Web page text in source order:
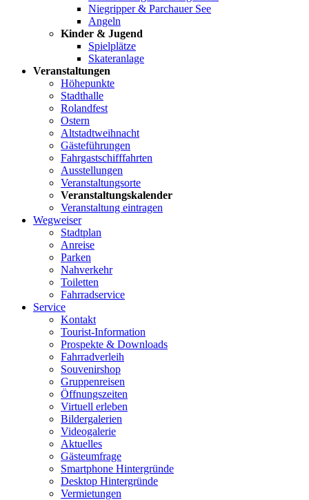
Niegripper & Parchauer See
Angeln
Kinder & Jugend
Spielplätze
Skateranlage
Veranstaltungen
Höhepunkte
Stadthalle
Rolandfest
Ostern
Altstadtweihnacht
Gästeführungen
Fahrgastschifffahrten
Ausstellungen
Veranstaltungsorte
Veranstaltungskalender
Veranstaltung eintragen
Wegweiser
Stadtplan
Anreise
Parken
Nahverkehr
Toiletten
Fahrradservice
Service
Kontakt
Tourist-Information
Prospekte & Downloads
Fahrradverleih
Souvenirshop
Gruppenreisen
Öffnungszeiten
Virtuell erleben
Bildergalerien
Videogalerie
Aktuelles
Gästeumfrage
Smartphone Hintergründe
Desktop Hintergründe
Vermietungen